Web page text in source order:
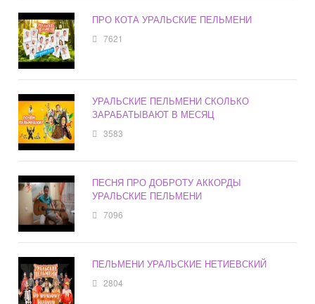
ПРО КОТА УРАЛЬСКИЕ ПЕЛЬМЕНИ
7621
УРАЛЬСКИЕ ПЕЛЬМЕНИ СКОЛЬКО
ЗАРАБАТЫВАЮТ В МЕСЯЦ
3583
ПЕСНЯ ПРО ДОБРОТУ АККОРДЫ
УРАЛЬСКИЕ ПЕЛЬМЕНИ
7096
ПЕЛЬМЕНИ УРАЛЬСКИЕ НЕТИЕВСКИЙ
2804